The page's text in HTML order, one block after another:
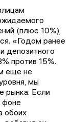
(плюс 10%),
«Годом ранее
депозитного
против 15%.
еще не
мы
рынка. Если
фоне
обоих